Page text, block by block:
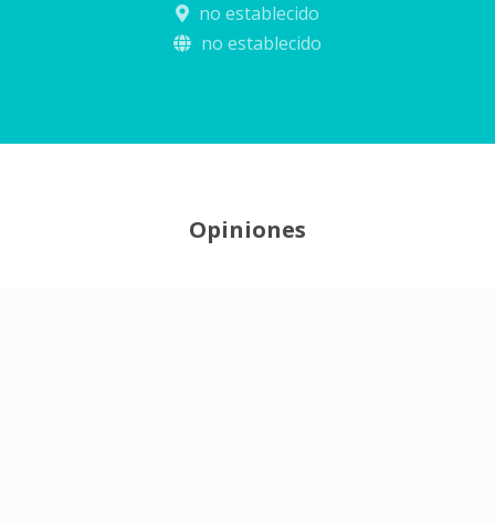
no establecido
no establecido
Opiniones